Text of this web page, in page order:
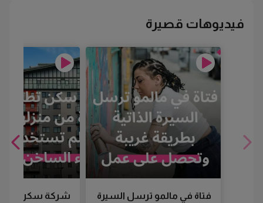
فيديوهات قصيرة
فتاة في مالمو ترسل السيرة
شركة سكن